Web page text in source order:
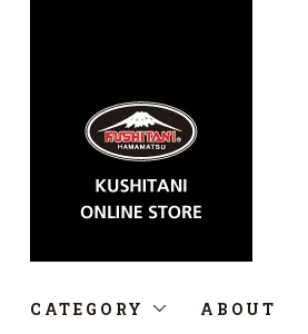
CATEGORY ABOUT